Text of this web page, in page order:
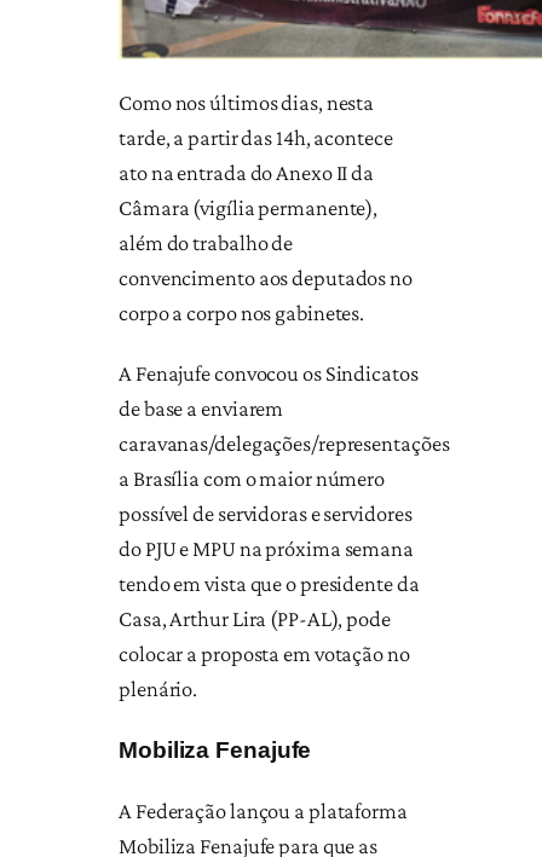
Como nos últimos dias, nesta
tarde, a partir das 14h, acontece
ato na entrada do Anexo II da
Câmara (vigília permanente),
além do trabalho de
convencimento aos deputados no
corpo a corpo nos gabinetes.
A Fenajufe convocou os Sindicatos
de base a enviarem
caravanas/delegações/representações
a Brasília com o maior número
possível de servidoras e servidores
do PJU e MPU na próxima semana
tendo em vista que o presidente da
Casa, Arthur Lira (PP-AL), pode
colocar a proposta em votação no
plenário.
Mobiliza Fenajufe
A Federação lançou a plataforma
Mobiliza Fenajufe para que as